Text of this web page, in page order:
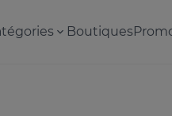
Boutiques